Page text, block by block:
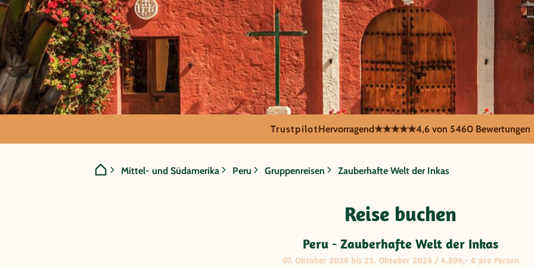
GRUPPENREISE:
Peru - Zauberhafte
TrustpilotHervorragend★★★★★4,6 von 5460 Bewertungen
Mittel- und Südamerika Peru Gruppenreisen Zauberhafte Welt der Inkas
Reise buchen
Peru - Zauberhafte Welt der Inkas
07. Oktober 2026 bis 23. Oktober 2026 / 4.899,- € pro Person